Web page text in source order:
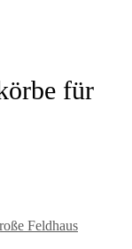
für
Feldhaus